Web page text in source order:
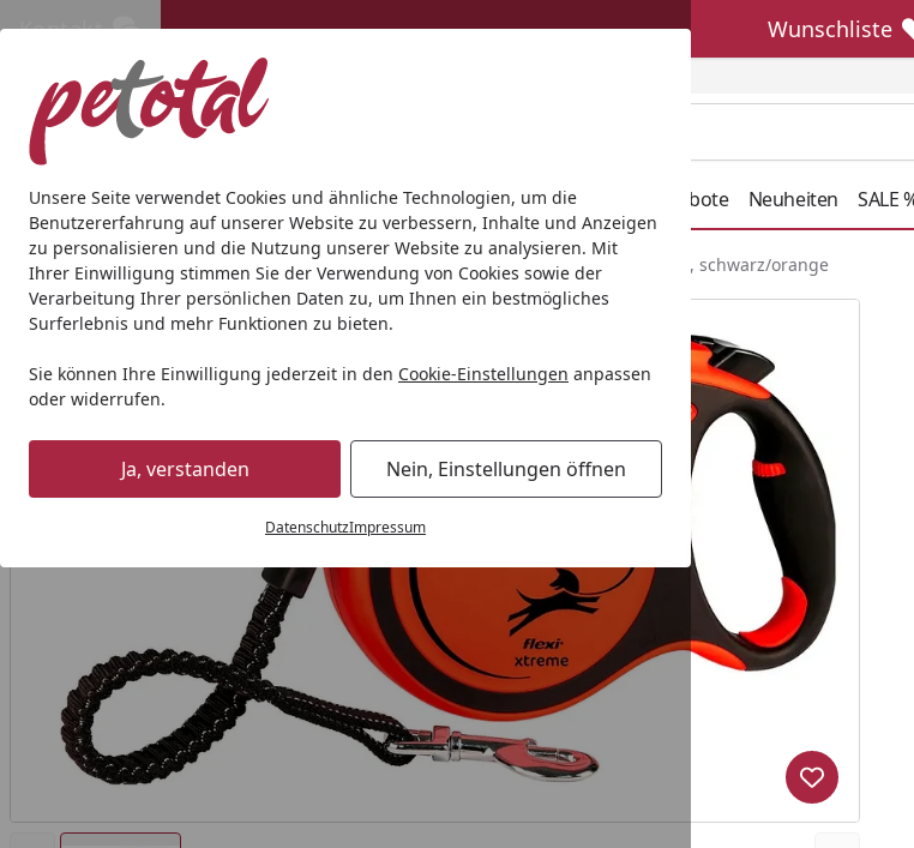
Unsere Seite verwendet Cookies und ähnliche Technologien, um die
Benutzererfahrung auf unserer Website zu verbessern, Inhalte und Anzeigen
zu personalisieren und die Nutzung unserer Website zu analysieren. Mit
Ihrer Einwilligung stimmen Sie der Verwendung von Cookies sowie der
Verarbeitung Ihrer persönlichen Daten zu, um Ihnen ein bestmögliches
Surferlebnis und mehr Funktionen zu bieten.
Sie können Ihre Einwilligung jederzeit in den Cookie-Einstellungen anpassen
oder widerrufen.
Ja, verstanden Nein, Einstellungen öffnen
DatenschutzImpressum
Kontakt Wunschliste
Wunschliste
Hund Katze Aquaristik Teich Andere Tierarten Geschenkideen Angebote Neuheiten SALE
Startseite
Geschenkideen Geschenkideen für Hunde TRIXIE flexi XTREME, Gurt, L: 8 m, schwarz/orange
Produkt